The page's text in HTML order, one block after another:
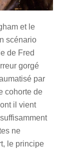
et le
scénario
de Fred
gorgé
par
cohorte de
il vient
ne
le principe